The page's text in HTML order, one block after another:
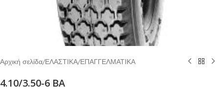
Αρχική σελίδα/ΕΛΑΣΤΙΚΑ/ΕΠΑΓΓΕΛΜΑΤΙΚΑ
4.10/3.50-6 BA